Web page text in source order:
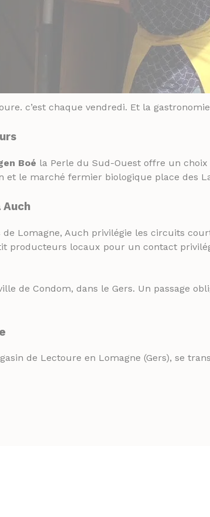
c’est chaque vendredi. Et la
Boé la Perle du Sud-Ouest offre un
le marché fermier biologique place des
Lomagne, Auch privilégie les circuits
producteurs locaux pour un contact
de Condom, dans le Gers. Un passage
de Lectoure en Lomagne (Gers), se